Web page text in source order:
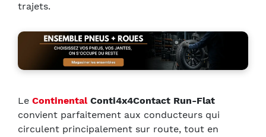
trajets.
Le ContinentalConti4x4Contact Run-Flat
convient parfaitement aux conducteurs qui
circulent principalement sur route, tout en